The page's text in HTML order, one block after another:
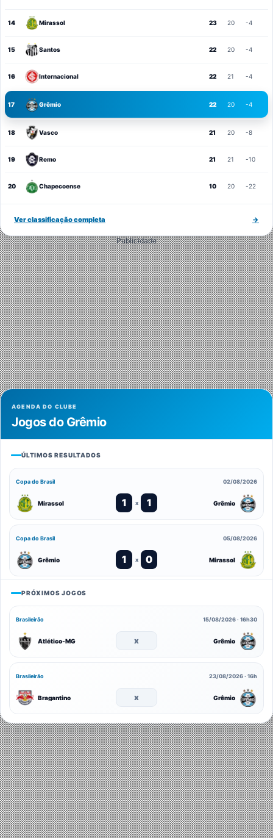
14 Mirassol 23 20 -4
15 Santos 22 20 -4
16 Internacional 22 21 -4
17 Grêmio 22 20 -4
18 Vasco 21 20 -8
19 Remo 21 21 -10
20 Chapecoense 10 20 -22
Ver classificação completa →
Publicidade
AGENDA DO CLUBE
Jogos do Grêmio
ÚLTIMOS RESULTADOS
Copa do Brasil 02/08/2026
Mirassol 1 x 1 Grêmio
Copa do Brasil 05/08/2026
Grêmio 1 x 0 Mirassol
PRÓXIMOS JOGOS
Brasileirão 15/08/2026 · 16h30
Atlético-MG x Grêmio
Brasileirão 23/08/2026 · 16h
Bragantino x Grêmio